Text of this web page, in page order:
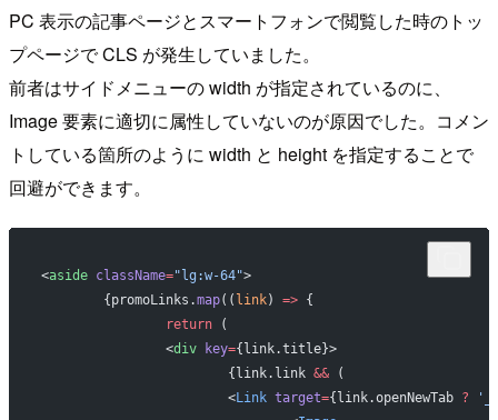
PC 表示の記事ページとスマートフォンで閲覧した時のトッ
プページで CLS が発生していました。
前者はサイドメニューの width が指定されているのに、
Image 要素に適切に属性していないのが原因でした。コメン
トしている箇所のように width と height を指定することで
回避ができます。
<aside className="lg:w-64">
	{promoLinks.
map(( link) => {
		return
(
		<
div key={link.title}>
			{link.link
&& (
			<
Link target={link.openNewTab ?